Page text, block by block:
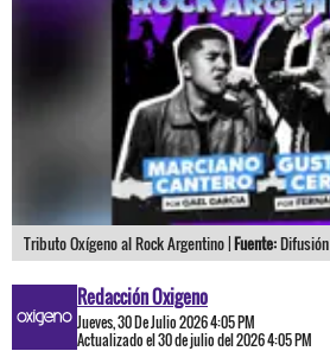
Tributo Oxígeno al Rock Argentino |Fuente:Difusión
Redacción Oxigeno
Jueves, 30 De Julio 2026 4:05 PM
Actualizado el 30 de julio del 2026 4:05 PM